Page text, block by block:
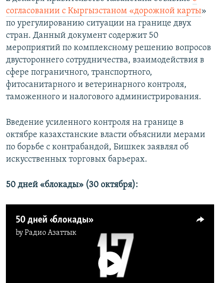
согласовании с Кыргызстаном «дорожной карты»
по урегулированию ситуации на границе двух
стран. Данный документ содержит 50
мероприятий по комплексному решению вопросов
двустороннего сотрудничества, взаимодействия в
сфере пограничного, транспортного,
фитосанитарного и ветеринарного контроля,
таможенного и налогового администрирования.
Введение усиленного контроля на границе в
октябре казахстанские власти объяснили мерами
по борьбе с контрабандой, Бишкек заявлял об
искусственных торговых барьерах.
50 дней «блокады» (30 октября):
50 дней «блокады»
byРадио Азаттык
No media source currently available